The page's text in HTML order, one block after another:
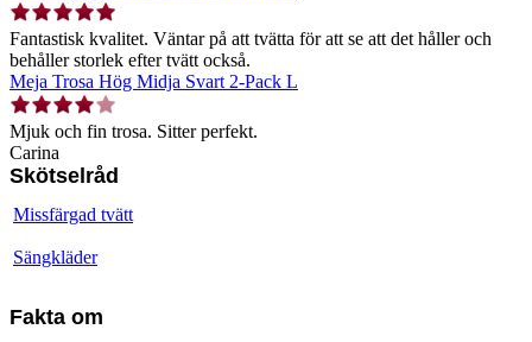
Fantastisk kvalitet. Väntar på att tvätta för att se att det håller och
behåller storlek efter tvätt också.
Meja Trosa Hög Midja Svart 2-Pack L
Mjuk och fin trosa. Sitter perfekt.
Carina
Skötselråd
Missfärgad tvätt
Sängkläder
Fakta om